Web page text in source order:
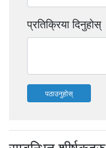
प्रतिक्रिया दिनुहोस्
पठाउनुहोस्